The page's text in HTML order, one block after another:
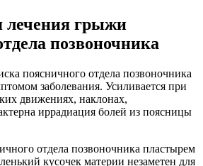
лечения грыжи
позвоночника
поясничного отдела позвоночника
заболевания. Усиливается при
движениях, наклонах,
иррадиация болей из поясницы
отдела позвоночника пластырем
кусочек материи незаметен для